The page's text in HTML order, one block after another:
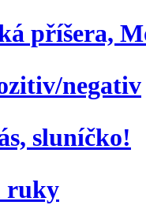
příšera,
negativ
sluníčko!
ruky